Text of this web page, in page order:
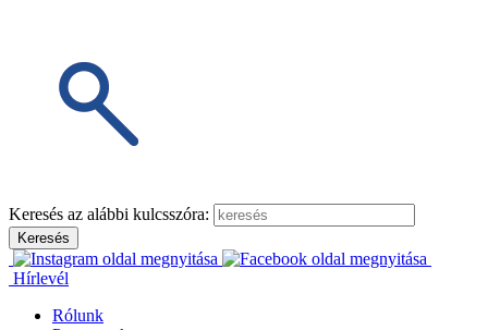
Keresés az alábbi kulcsszóra:
Hírlevél
Rólunk